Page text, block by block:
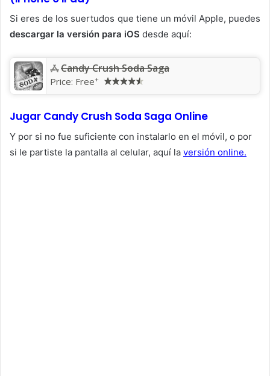
Si eres de los suertudos que tiene un móvil Apple, puedes
descargar la versión para iOS desde aquí:
‎Candy Crush Soda Saga
Price: Free+
Jugar Candy Crush Soda Saga Online
Y por si no fue suficiente con instalarlo en el móvil, o por
si le partiste la pantalla al celular, aquí la versión online.